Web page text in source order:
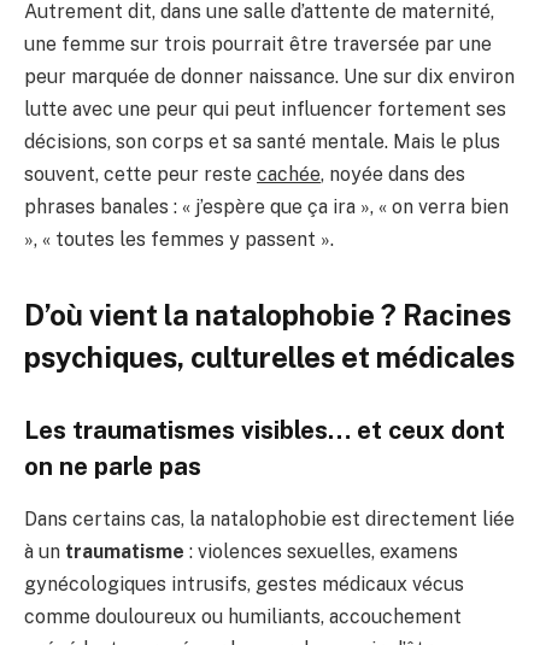
Autrement dit, dans une salle d’attente de maternité,
une femme sur trois pourrait être traversée par une
peur marquée de donner naissance. Une sur dix environ
lutte avec une peur qui peut influencer fortement ses
décisions, son corps et sa santé mentale. Mais le plus
souvent, cette peur reste cachée, noyée dans des
phrases banales : « j’espère que ça ira », « on verra bien
», « toutes les femmes y passent ».
D’où vient la natalophobie ? Racines
psychiques, culturelles et médicales
Les traumatismes visibles… et ceux dont
on ne parle pas
Dans certains cas, la natalophobie est directement liée
à un traumatisme : violences sexuelles, examens
gynécologiques intrusifs, gestes médicaux vécus
comme douloureux ou humiliants, accouchement